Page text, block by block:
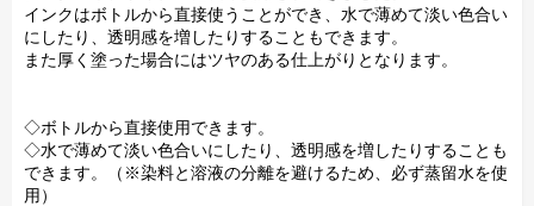
インクはボトルから直接使うことができ、水で薄めて淡い色合い
にしたり、透明感を増したりすることもできます。
また厚く塗った場合にはツヤのある仕上がりとなります。
◇ボトルから直接使用できます。
◇水で薄めて淡い色合いにしたり、透明感を増したりすることも
できます。（※染料と溶液の分離を避けるため、必ず蒸留水を使
用）